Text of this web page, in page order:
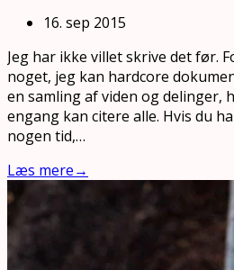
16. sep 2015
Jeg har ikke villet skrive det før.
noget, jeg kan hardcore
en samling af viden og delinger,
engang kan citere alle. Hvis du
nogen tid,…
Læs mere→